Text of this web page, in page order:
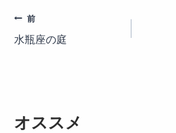
投
稿
ゲ
前
水瓶座の庭
オススメ